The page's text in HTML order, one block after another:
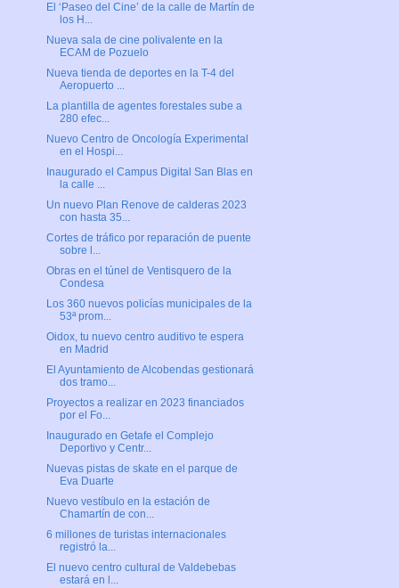
El ‘Paseo del Cine’ de la calle de Martín de
los H...
Nueva sala de cine polivalente en la
ECAM de Pozuelo
Nueva tienda de deportes en la T-4 del
Aeropuerto ...
La plantilla de agentes forestales sube a
280 efec...
Nuevo Centro de Oncología Experimental
en el Hospi...
Inaugurado el Campus Digital San Blas en
la calle ...
Un nuevo Plan Renove de calderas 2023
con hasta 35...
Cortes de tráfico por reparación de puente
sobre l...
Obras en el túnel de Ventisquero de la
Condesa
Los 360 nuevos policías municipales de la
53ª prom...
Oidox, tu nuevo centro auditivo te espera
en Madrid
El Ayuntamiento de Alcobendas gestionará
dos tramo...
Proyectos a realizar en 2023 financiados
por el Fo...
Inaugurado en Getafe el Complejo
Deportivo y Centr...
Nuevas pistas de skate en el parque de
Eva Duarte
Nuevo vestíbulo en la estación de
Chamartín de con...
6 millones de turistas internacionales
registró la...
El nuevo centro cultural de Valdebebas
estará en l...